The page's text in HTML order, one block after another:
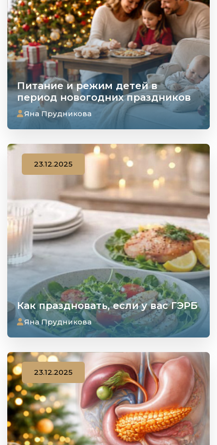
Питание и режим детей в
период новогодних праздников
Яна Прудникова
Как праздновать, если у вас ГЭРБ
23.12.2025
Яна Прудникова
23.12.2025